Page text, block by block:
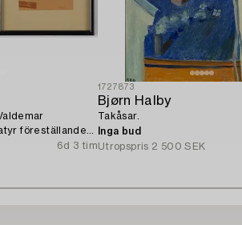
föreställande
6d 3 tim
1727873
Bjørn Halby
Takåsar.
Inga bud
Utropspris 2 500 SEK